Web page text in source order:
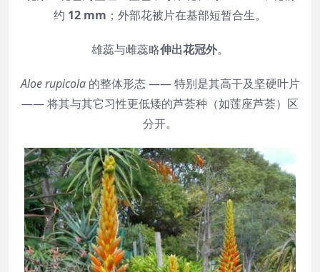
约 12 mm ；外部花被片在基部短暂合生。
雄蕊与雌蕊略伸出花冠外。
Aloe rupicola的整体形态 —— 特别是其高干及坚硬叶片
—— 将其与其它习性更低矮的芦荟种（如莲座芦荟）区
分开。